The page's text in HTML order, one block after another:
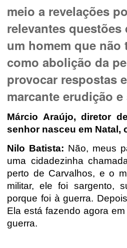
meio a revelações
relevantes
um homem que
como abolição da
provocar respostas
marcante erudição
Márcio Araújo, diretor
senhor nasceu em Natal,
Nilo Batista: Não, meus
uma cidadezinha
perto de Carvalhos, e o
militar, ele foi sargento,
porque foi à guerra.
Ela está fazendo agora
guerra.